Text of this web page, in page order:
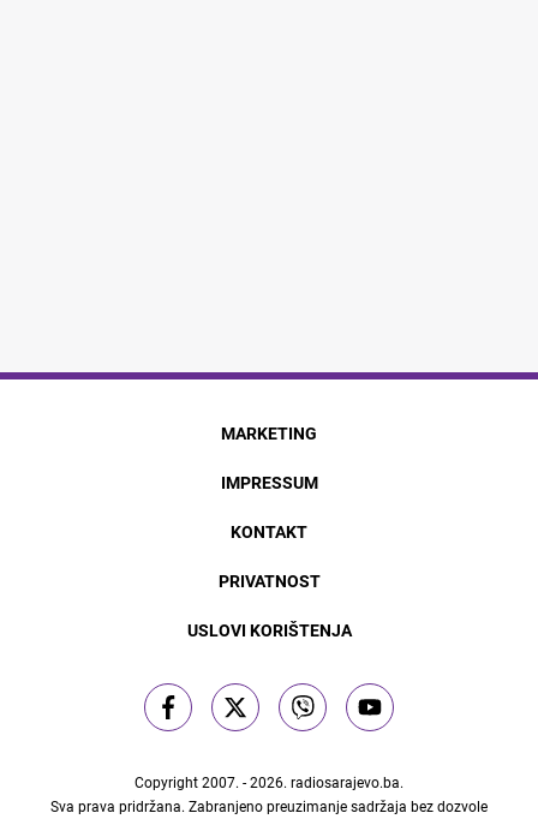
MARKETING
IMPRESSUM
KONTAKT
PRIVATNOST
USLOVI KORIŠTENJA
Copyright 2007. - 2026. radiosarajevo.ba.
Sva prava pridržana. Zabranjeno preuzimanje sadržaja bez dozvole